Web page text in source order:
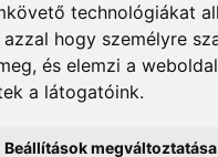
technológiákat
hogy személyre
és elemzi a
a látogatóink.
Beállítások megváltoztatása